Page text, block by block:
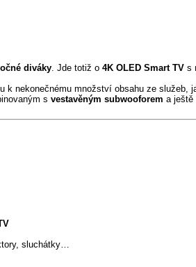
diváky . Jde totiž o 4K OLED Smart TV s
k nekonečnému množství obsahu ze služeb,
s vestavěným subwooforem a ještě
sluchátky…